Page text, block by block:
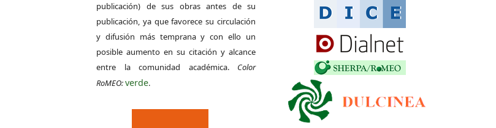
publicación) de sus obras antes de su
publicación, ya que favorece su circulación
y difusión más temprana y con ello un
posible aumento en su citación y alcance
entre la comunidad académica. Color
RoMEO:verde.